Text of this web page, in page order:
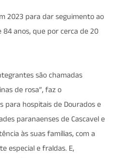
2023 para dar seguimento ao
anos, que por cerca de 20
são chamadas
de rosa”, faz o
para hospitais de Dourados e
paranaenses de Cascavel e
às suas famílias, com a
especial e fraldas. E,